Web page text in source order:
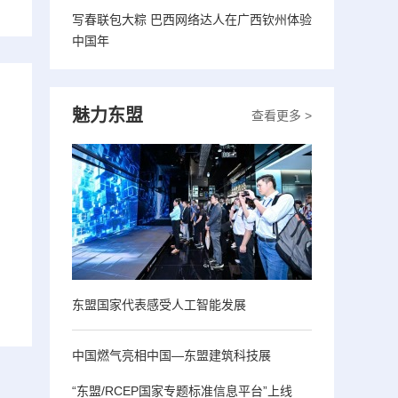
写春联包大粽 巴西网络达人在广西钦州体验
中国年
查看更多 >
魅力东盟
东盟国家代表感受人工智能发展
中国燃气亮相中国—东盟建筑科技展
“东盟/RCEP国家专题标准信息平台”上线